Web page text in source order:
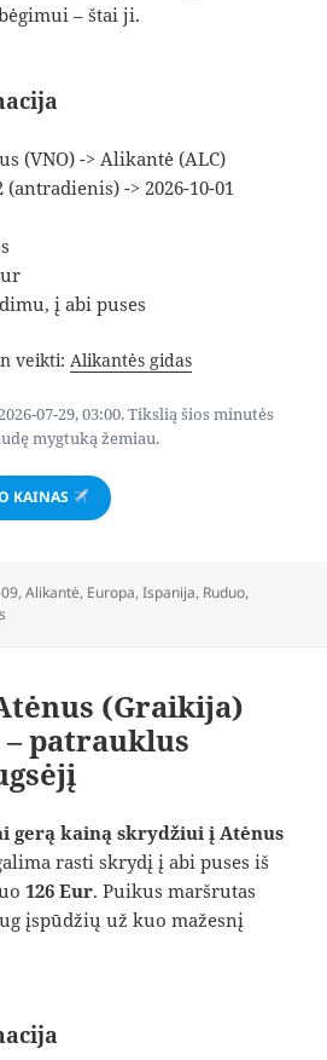
– štai ji.
(VNO) -> Alikantė (ALC)
(antradienis) -> 2026-10-01
į abi puses
veikti:Alikantės gidas
07-29, 03:00. Tikslią šios minutės
mygtuką žemiau.
KAINAS
,Alikantė, Europa,Ispanija, Ruduo,
(Graikija)
– patrauklus
gerą kainą skrydžiui į Atėnus
rasti skrydį į abi puses iš
126 Eur. Puikus maršrutas
įspūdžių už kuo mažesnį